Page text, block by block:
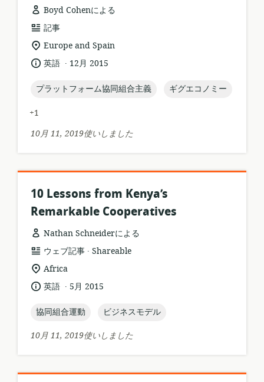
Boyd Cohenによる
リ
ソ
ー
ス
ォ
ト:
記事
関
連
す
る
ロ
シ
ン:
Europe and Spain
言 英語 .
公
日:
12月 2015
topic:
プラットフォーム協同組合主義 topic:
ギグエコノミー
+1
10月 11, 2019使いしました
10 Lessons from Kenya’s
Remarkable Cooperatives
Nathan Schneiderによる
リ
ソ
ー
ス
ォ
マ
ウェブ記事 .
公 Shareable
関
連
す
る
ロ
ケ
ー
シ
Africa
言 英語 .
公
日:
5月 2015
topic:
協同組合運動 topic:
ビジネスモデル
10月 11, 2019使いしました